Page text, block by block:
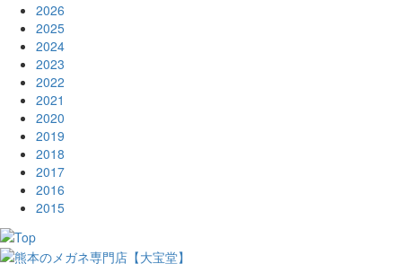
2026
2025
2024
2023
2022
2021
2020
2019
2018
2017
2016
2015